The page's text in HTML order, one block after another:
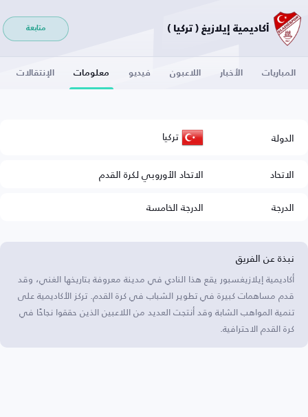
أكاديمية إيلازيغ ( تركيا ) متابعة
المباريات الأخبار اللاعبون فيديو معلومات الإنتقالات
الدولة تركيا
الاتحاد
الاتحاد الأوروبي لكرة القدم
الدرجة
الدرجة الخامسة
نبذة عن الفريق
أكاديمية إيلازيغسبور يقع هذا النادي في مدينة معروفة بتاريخها الغني، وقد
قدم مساهمات كبيرة في تطوير الشباب في كرة القدم. تركز الأكاديمية على
تنمية المواهب الشابة وقد أنتجت العديد من اللاعبين الذين حققوا نجاحًا في
كرة القدم الاحترافية.